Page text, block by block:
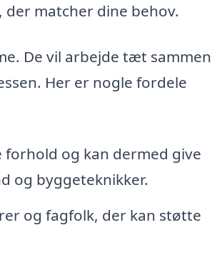
matcher dine behov.
De vil arbejde tæt sammen
Her er nogle fordele
og kan dermed give
og byggeteknikker.
og fagfolk, der kan støtte